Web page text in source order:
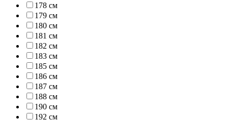
178 см
179 см
180 см
181 см
182 см
183 см
185 см
186 см
187 см
188 см
190 см
192 см